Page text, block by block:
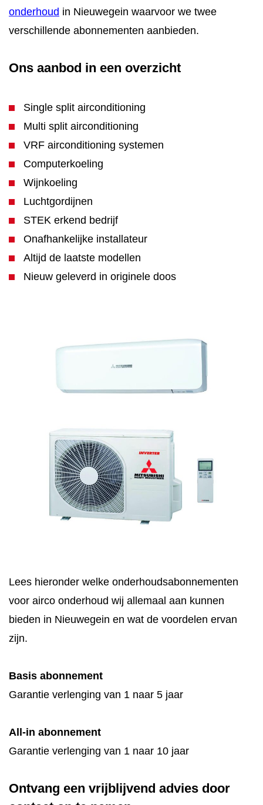
onderhoud in Nieuwegein waarvoor we twee
verschillende abonnementen aanbieden.
Ons aanbod in een overzicht
Single split airconditioning
Multi split airconditioning
VRF airconditioning systemen
Computerkoeling
Wijnkoeling
Luchtgordijnen
STEK erkend bedrijf
Onafhankelijke installateur
Altijd de laatste modellen
Nieuw geleverd in originele doos
Lees hieronder welke onderhoudsabonnementen
voor airco onderhoud wij allemaal aan kunnen
bieden in Nieuwegein en wat de voordelen ervan
zijn.
Basis abonnement
Garantie verlenging van 1 naar 5 jaar
All-in abonnement
Garantie verlenging van 1 naar 10 jaar
Ontvang een vrijblijvend advies door